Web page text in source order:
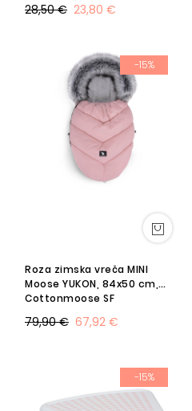
23,80 €
28,50 €
-15%
Roza zimska vreča MINI
Moose YUKON, 84x50 cm,
Cottonmoose SF
67,92 €
79,90 €
-15%